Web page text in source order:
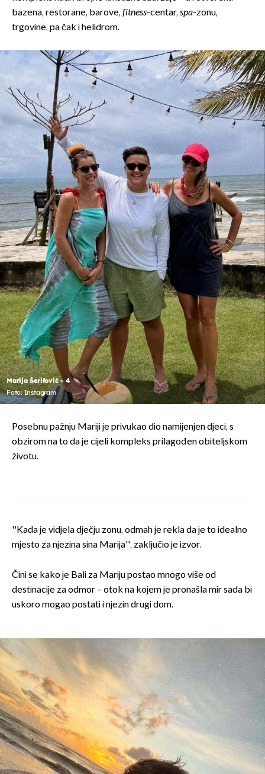
bazena, restorane, barove,fitness-centar,spa-zonu,
trgovine, pa čak i helidrom.
Marija Šerifović - 4
Foto: Instagram
Posebnu pažnju Mariji je privukao dio namijenjen djeci, s
obzirom na to da je cijeli kompleks prilagođen obiteljskom
životu.
''Kada je vidjela dječju zonu, odmah je rekla da je to idealno
mjesto za njezina sina Marija'', zaključio je izvor.
Čini se kako je Bali za Mariju postao mnogo više od
destinacije za odmor – otok na kojem je pronašla mir sada bi
uskoro mogao postati i njezin drugi dom.